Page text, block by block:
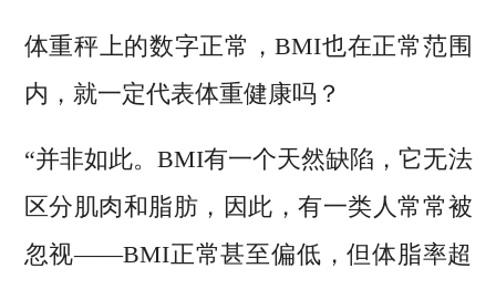
体重秤上的数字正常，BMI也在正常范围
内，就一定代表体重健康吗？
“并非如此。BMI有一个天然缺陷，它无法
区分肌肉和脂肪，因此，有一类人常常被
忽视——BMI正常甚至偏低，但体脂率超